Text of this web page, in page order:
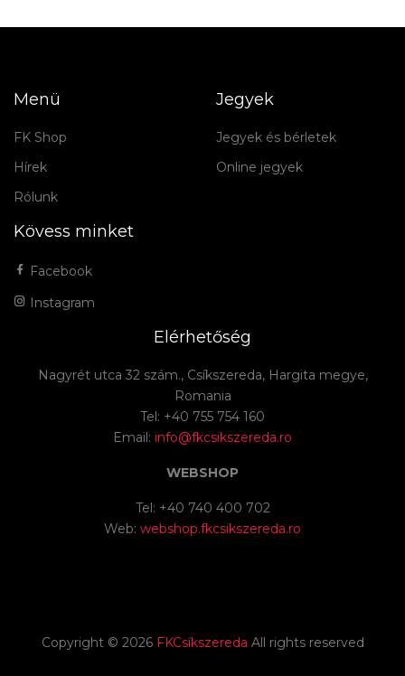
Menü
FK Shop
Hírek
Rólunk
Jegyek
Jegyek és bérletek
Online jegyek
Kövess minket
Facebook
Instagram
Elérhetőség
Nagyrét utca 32 szám., Csíkszereda, Hargita megye,
Romania
Tel: +40 755 754 160
Email: info@fkcsikszereda.ro
WEBSHOP
Tel: +40 740 400 702
Web: webshop.fkcsikszereda.ro
Copyright © 2026 FKCsíkszereda All rights reserved